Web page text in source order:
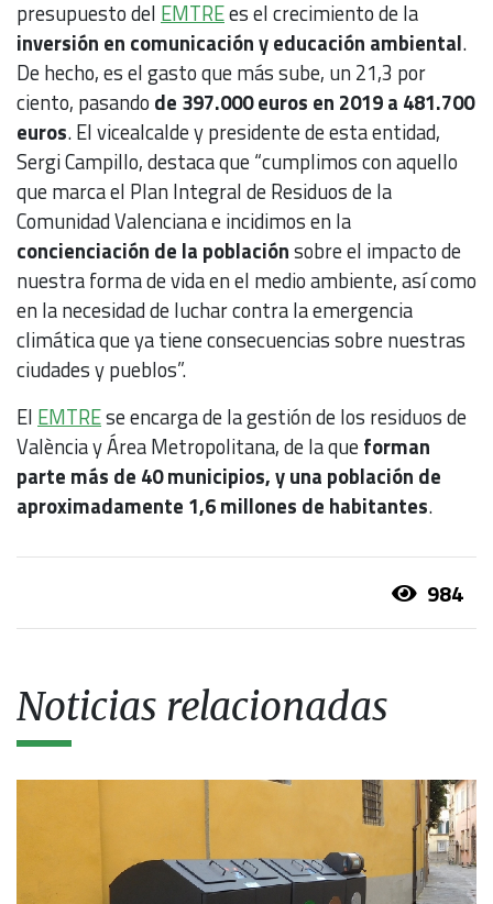
presupuesto del EMTREes el crecimiento de la
inversión en comunicación y educación ambiental.
De hecho, es el gasto que más sube, un 21,3 por
ciento, pasando de 397.000 euros en 2019 a 481.700
euros. El vicealcalde y presidente de esta entidad,
Sergi Campillo, destaca que “cumplimos con aquello
que marca el Plan Integral de Residuos de la
Comunidad Valenciana e incidimos en la
concienciación de la poblaciónsobre el impacto de
nuestra forma de vida en el medio ambiente, así como
en la necesidad de luchar contra la emergencia
climática que ya tiene consecuencias sobre nuestras
ciudades y pueblos”.
El EMTREse encarga de la gestión de los residuos de
València y Área Metropolitana, de la queforman
parte más de 40 municipios, y una población de
aproximadamente 1,6 millones de habitantes.
984
Noticias relacionadas